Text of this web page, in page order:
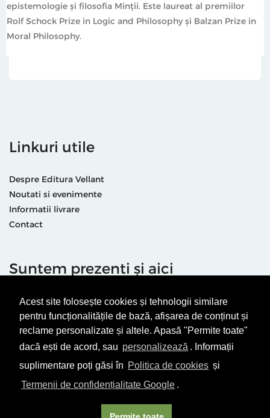
Acest site folosește cookies și tehnologii similare
pentru funcționalitățile de bază, afișarea de conținut și
reclame personalizate și altele. Apasă "Permite toate"
dacă ești de acord, sau personalizează . Informații
suplimentare poți găsi în Politica de cookies și
Termenii de confidențialitate Google .
Permite toate
epistemologie şi filosofia Minţii. Este laureat al premiilor
Rolf Schock Prize in Logic and Philosophy şi Balzan Prize in
Moral Philosophy.
Linkuri utile
Despre Editura Vellant
Noutati si evenimente
Informatii livrare
Contact
Suntem prezenti și aici
Politică de Confidențialitate
ANPC